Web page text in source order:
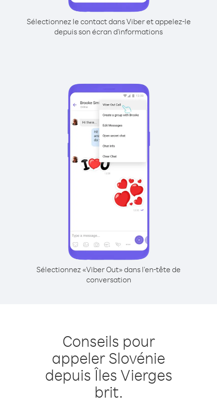
Sélectionnez le contact dans Viber et appelez-le
depuis son écran d'informations
Sélectionnez «Viber Out» dans l'en-tête de
conversation
Conseils pour
appeler Slovénie
depuis Îles Vierges
brit.